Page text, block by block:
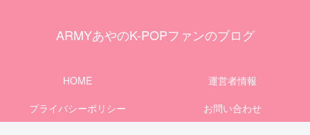
ARMYあやのK-POPファンのブログ
HOME
運営者情報
プライバシーポリシー
お問い合わせ